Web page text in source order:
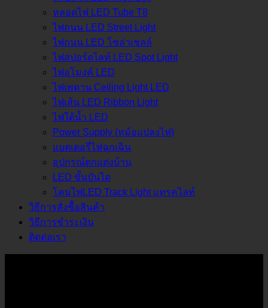
หลอดไฟ LED Tube T8
ไฟถนน LED Street Light
ไฟถนน LED โซล่าเชลล์
ไฟสปอร์ตไลท์ LED Spot Light
ไฟอุโมงค์ LED
ไฟเพดาน Ceiling Light LED
ไฟเส้น LED Ribbon Light
ไฟใต้น้ำ LED
Power Supply (หม้อแปลงไฟ)
แบตเตอรี่ไฟฉุกเฉิน
อุปกรณ์ตกแต่งบ้าน
LED ขั้นบันได
โคมไฟLED Track Light แทรคไลท์
วิธีการสั่งซื้อสินค้า
วิธีการชำระเงิน
ติดต่อเรา